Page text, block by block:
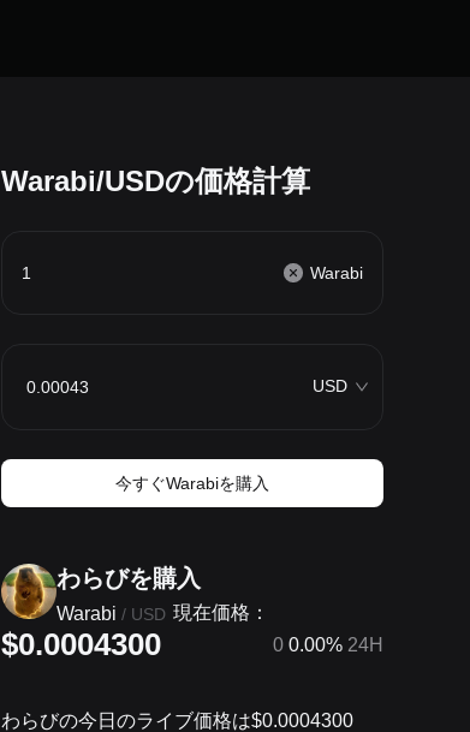
Warabi/USDの価格計算
Warabi
USD
今すぐWarabiを購入
わらびを‌購入
Warabi / USD 現在価格：
$0.0004300 0 0.00% 24H
わらびの今日のライブ価格は$0.0004300